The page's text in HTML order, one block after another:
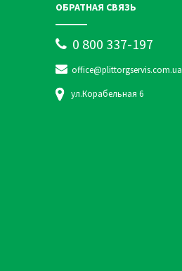
ОБРАТНАЯ СВЯЗЬ
0 800 337-197
office@plittorgservis.com.ua
ул.Корабельная 6